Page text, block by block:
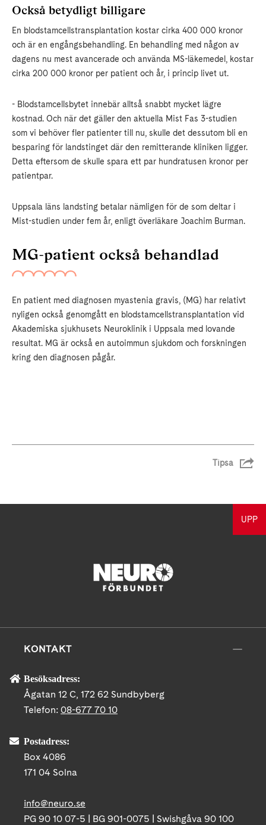
Också betydligt billigare
En blodstamcellstransplantation kostar cirka 400 000 kronor
och är en engångsbehandling. En behandling med någon av
dagens nu mest avancerade och använda MS-läkemedel, kostar
cirka 200 000 kronor per patient och år, i princip livet ut.
- Blodstamcellsbytet innebär alltså snabbt mycket lägre
kostnad. Och när det gäller den aktuella Mist Fas 3-studien
som vi behöver fler patienter till nu, skulle det dessutom bli en
besparing för landstinget där den remitterande kliniken ligger.
Detta eftersom de skulle spara ett par hundratusen kronor per
patientpar.
Uppsala läns landsting betalar nämligen för de som deltar i
Mist-studien under fem år, enligt överläkare Joachim Burman.
MG-patient också behandlad
En patient med diagnosen myastenia gravis, (MG) har relativt
nyligen också genomgått en blodstamcellstransplantation vid
Akademiska sjukhusets Neuroklinik i Uppsala med lovande
resultat. MG är också en autoimmun sjukdom och forskningen
kring den diagnosen pågår.
Tipsa
UPP
KONTAKT
Besöksadress:
Ågatan 12 C, 172 62 Sundbyberg
Telefon: 08-677 70 10
Postadress:
Box 4086
171 04 Solna
info@neuro.se
PG 90 10 07-5 | BG 901-0075 | Swishgåva 90 100